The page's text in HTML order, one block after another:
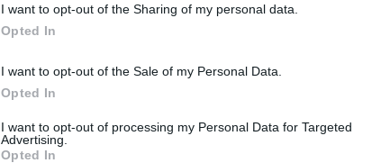
I want to opt-out of the Sharing of my personal data.
Opted In
I want to opt-out of the Sale of my Personal Data.
Opted In
I want to opt-out of processing my Personal Data for Targeted
Advertising.
Opted In